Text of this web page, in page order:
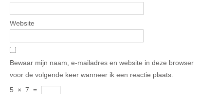
Website
Bewaar mijn naam, e-mailadres en website in deze browser
voor de volgende keer wanneer ik een reactie plaats.
5
× 7 =